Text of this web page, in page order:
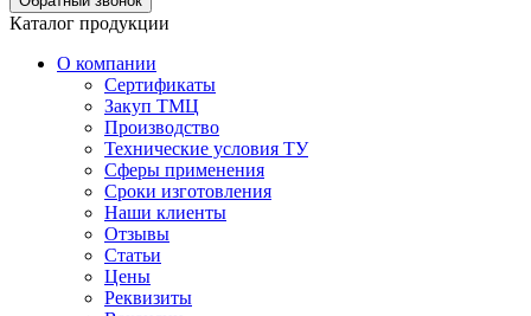
Каталог продукции
О компании
Сертификаты
Закуп ТМЦ
Производство
Технические условия ТУ
Сферы применения
Сроки изготовления
Наши клиенты
Отзывы
Статьи
Цены
Реквизиты